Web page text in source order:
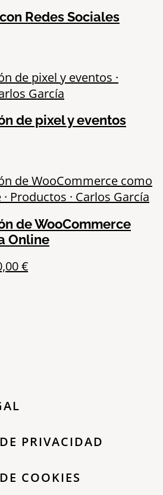
Redes Sociales
de pixel y eventos
de WooCommerce
Online
€Rango
PRIVACIDAD
COOKIES